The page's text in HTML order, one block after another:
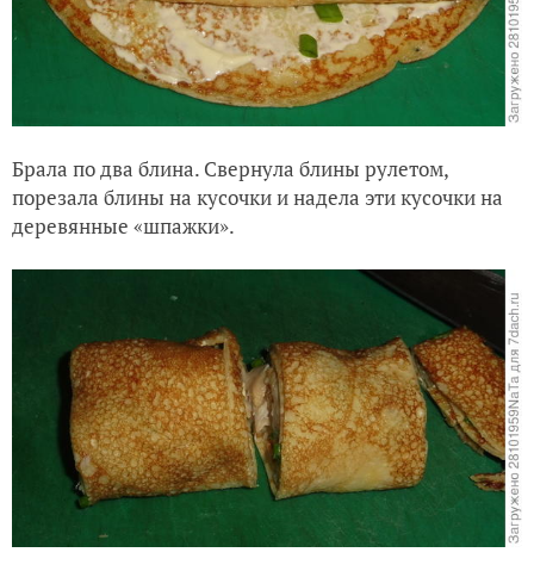
Брала по два блина. Свернула блины рулетом,
порезала блины на кусочки и надела эти кусочки на
деревянные «шпажки».